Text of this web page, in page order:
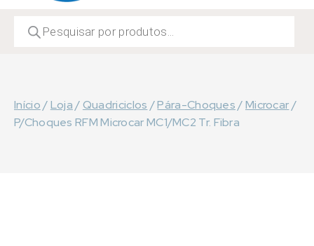
search
Início/Loja /Quadriciclos /Pára-Choques /Microcar/
P/Choques RFM Microcar MC1/MC2 Tr. Fibra